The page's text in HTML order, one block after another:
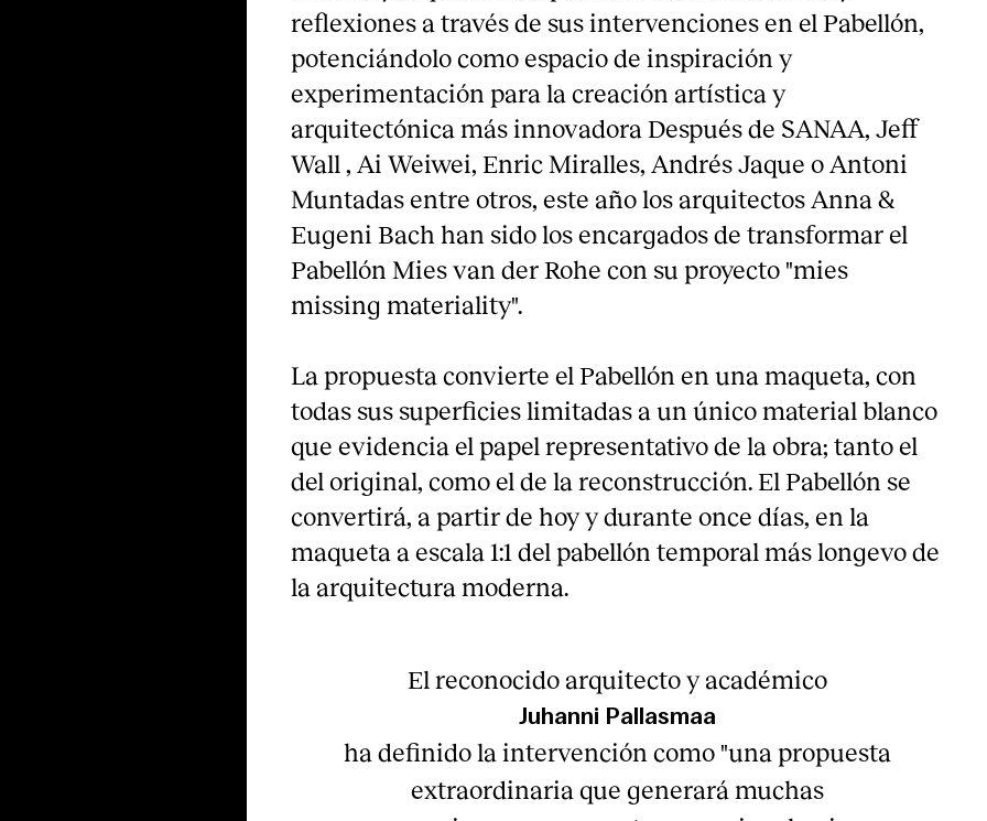
reflexiones a través de sus intervenciones en el Pabellón,
potenciándolo como espacio de inspiración y
experimentación para la creación artística y
arquitectónica más innovadora Después de SANAA, Jeff
Wall , Ai Weiwei, Enric Miralles, Andrés Jaque o Antoni
Muntadas entre otros, este año los arquitectos Anna &
Eugeni Bach han sido los encargados de transformar el
Pabellón Mies van der Rohe con su proyecto "mies
missing materiality".
La propuesta convierte el Pabellón en una maqueta, con
todas sus superficies limitadas a un único material blanco
que evidencia el papel representativo de la obra; tanto el
del original, como el de la reconstrucción. El Pabellón se
convertirá, a partir de hoy y durante once días, en la
maqueta a escala 1:1 del pabellón temporal más longevo de
la arquitectura moderna.
El reconocido arquitecto y académico
Juhanni Pallasmaa
ha definido la intervención como "una propuesta
extraordinaria que generará muchas